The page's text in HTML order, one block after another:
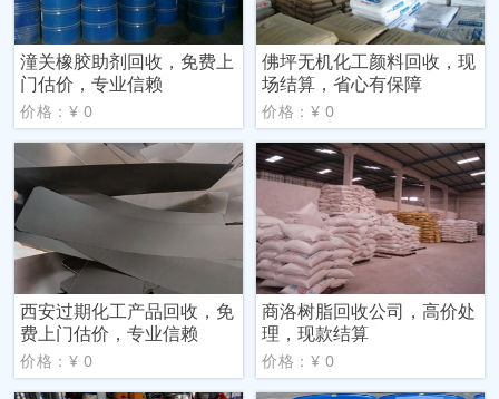
潼关橡胶助剂回收，免费上
门估价，专业信赖
价格：¥ 0
佛坪无机化工颜料回收，现
场结算，省心有保障
价格：¥ 0
西安过期化工产品回收，免
费上门估价，专业信赖
价格：¥ 0
商洛树脂回收公司，高价处
理，现款结算
价格：¥ 0